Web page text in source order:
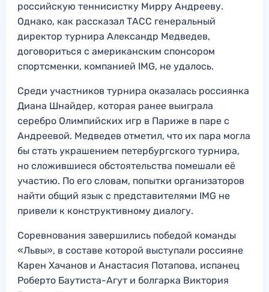
российскую теннисистку Мирру Андрееву.
Однако, как рассказал ТАСС генеральный
директор турнира Александр Медведев,
договориться с американским спонсором
спортсменки, компанией IMG, не удалось.
Среди участников турнира оказалась россиянка
Диана Шнайдер, которая ранее выиграла
серебро Олимпийских игр в Париже в паре с
Андреевой. Медведев отметил, что их пара могла
бы стать украшением петербургского турнира,
но сложившиеся обстоятельства помешали её
участию. По его словам, попытки организаторов
найти общий язык с представителями IMG не
привели к конструктивному диалогу.
Соревнования завершились победой команды
«Львы», в составе которой выступали россияне
Карен Хачанов и Анастасия Потапова, испанец
Роберто Баутиста-Агут и болгарка Виктория